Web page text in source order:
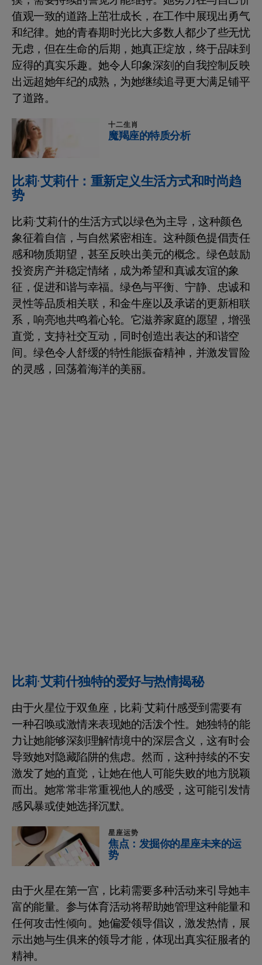
值观一致的道路上茁壮成长，在工作中展现出勇气
和纪律。她的青春期时光比大多数人都少了些无忧
无虑，但在生命的后期，她真正绽放，终于品味到
应得的真实乐趣。她令人印象深刻的自我控制反映
出远超她年纪的成熟，为她继续追寻更大满足铺平
了道路。
十二生肖
魔羯座的特质分析
比莉·艾莉什：重新定义生活方式和时尚趋
势
比莉·艾莉什的生活方式以绿色为主导，这种颜色
象征着自信，与自然紧密相连。这种颜色提倡责任
感和物质期望，甚至反映出美元的概念。绿色鼓励
投资房产并稳定情绪，成为希望和真诚友谊的象
征，促进和谐与幸福。绿色与平衡、宁静、忠诚和
灵性等品质相关联，和金牛座以及承诺的更新相联
系，响亮地共鸣着心轮。它滋养家庭的愿望，增强
直觉，支持社交互动，同时创造出表达的和谐空
间。绿色令人舒缓的特性能振奋精神，并激发冒险
的灵感，回荡着海洋的美丽。
比莉·艾莉什独特的爱好与热情揭秘
由于火星位于双鱼座，比莉·艾莉什感受到需要有
一种召唤或激情来表现她的活泼个性。她独特的能
力让她能够深刻理解情境中的深层含义，这有时会
导致她对隐藏陷阱的焦虑。然而，这种持续的不安
激发了她的直觉，让她在他人可能失败的地方脱颖
而出。她常常非常重视他人的感受，这可能引发情
感风暴或使她选择沉默。
星座运势
焦点：发掘你的星座未来的运
势
由于火星在第一宫，比莉需要多种活动来引导她丰
富的能量。参与体育活动将帮助她管理这种能量和
任何攻击性倾向。她偏爱领导倡议，激发热情，展
示出她与生俱来的领导才能，体现出真实征服者的
精神。